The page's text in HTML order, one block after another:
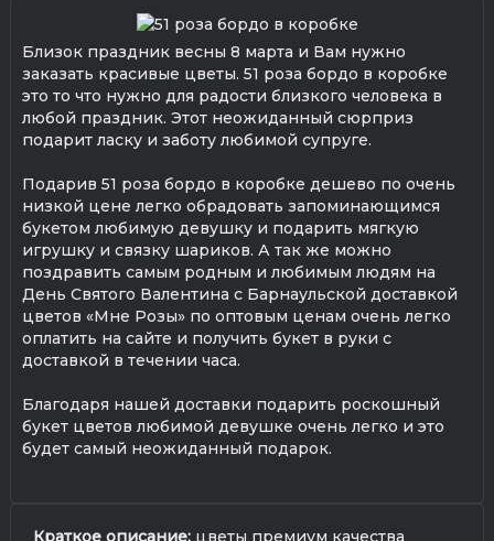
Близок праздник весны 8 марта и Вам нужно
заказать красивые цветы. 51 роза бордо в коробке
это то что нужно для радости близкого человека в
любой праздник. Этот неожиданный сюрприз
подарит ласку и заботу любимой супруге.
Подарив 51 роза бордо в коробке дешево по очень
низкой цене легко обрадовать запоминающимся
букетом любимую девушку и подарить мягкую
игрушку и связку шариков. А так же можно
поздравить самым родным и любимым людям на
День Святого Валентина с Барнаульской доставкой
цветов «Мне Розы» по оптовым ценам очень легко
оплатить на сайте и получить букет в руки с
доставкой в течении часа.
Благодаря нашей доставки подарить роскошный
букет цветов любимой девушке очень легко и это
будет самый неожиданный подарок.
Краткое описание: цветы премиум качества